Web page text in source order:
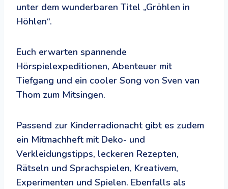
unter dem wunderbaren Titel „Gröhlen in
Höhlen“.
Euch erwarten spannende
Hörspielexpeditionen, Abenteuer mit
Tiefgang und ein cooler Song von Sven van
Thom zum Mitsingen.
Passend zur Kinderradionacht gibt es zudem
ein Mitmachheft mit Deko- und
Verkleidungstipps, leckeren Rezepten,
Rätseln und Sprachspielen, Kreativem,
Experimenten und Spielen. Ebenfalls als